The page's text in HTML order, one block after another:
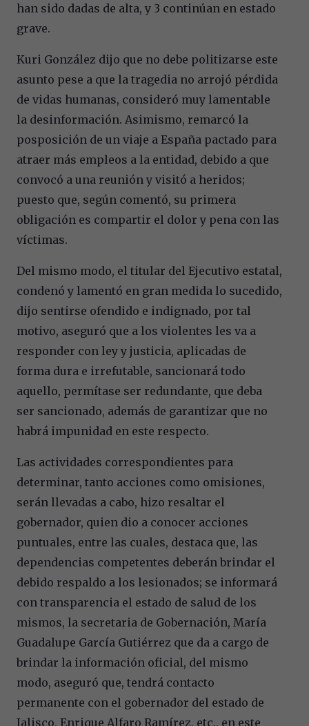
han sido dadas de alta, y 3 continúan en estado
grave.
Kuri González dijo que no debe politizarse este
asunto pese a que la tragedia no arrojó pérdida
de vidas humanas, consideró muy lamentable
la desinformación. Asimismo, remarcó la
posposición de un viaje a España pactado para
atraer más empleos a la entidad, debido a que
convocó a una reunión y visitó a heridos;
puesto que, según comentó, su primera
obligación es compartir el dolor y pena con las
víctimas.
Del mismo modo, el titular del Ejecutivo estatal,
condenó y lamentó en gran medida lo sucedido,
dijo sentirse ofendido e indignado, por tal
motivo, aseguró que a los violentes les va a
responder con ley y justicia, aplicadas de
forma dura e irrefutable, sancionará todo
aquello, permítase ser redundante, que deba
ser sancionado, además de garantizar que no
habrá impunidad en este respecto.
Las actividades correspondientes para
determinar, tanto acciones como omisiones,
serán llevadas a cabo, hizo resaltar el
gobernador, quien dio a conocer acciones
puntuales, entre las cuales, destaca que, las
dependencias competentes deberán brindar el
debido respaldo a los lesionados; se informará
con transparencia el estado de salud de los
mismos, la secretaria de Gobernación, María
Guadalupe García Gutiérrez que da a cargo de
brindar la información oficial, del mismo
modo, aseguró que, tendrá contacto
permanente con el gobernador del estado de
Jalisco, Enrique Alfaro Ramírez, etc., en este